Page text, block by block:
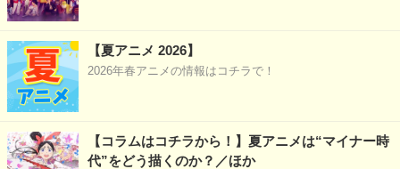
【夏アニメ 2026】
2026年春アニメの情報はコチラで！
【コラムはコチラから！】夏アニメは“マイナー時
代”をどう描くのか？／ほか